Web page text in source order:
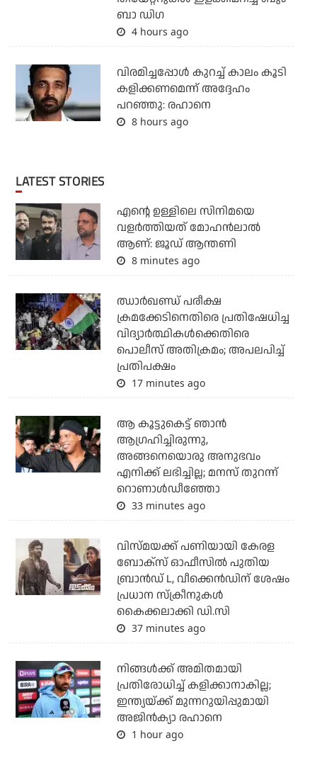
ബാ ഡിഗ
4 hours ago
വിരമിച്ചപ്പോള്‍ കുറച്ച് കാലം കൂടി
കളിക്കണമെന്ന് അദ്ദേഹം
പറഞ്ഞു: രഹാനെ
8 hours ago
LATEST STORIES
എന്റെ ഉള്ളിലെ സിനിമയെ
വളർത്തിയത് മോഹൻലാൽ
ആണ്: ജൂഡ് ആന്തണി
8 minutes ago
ഝാര്‍ഖണ്ഡ് പരീക്ഷ
ക്രമക്കേടിനെതിരെ പ്രതിഷേധിച്ച
വിദ്യാര്‍ത്ഥികള്‍ക്കെതിരെ
പൊലീസ് അതിക്രമം; അപലപിച്ച്
പ്രതിപക്ഷം
17 minutes ago
ആ കൂട്ടുകെട്ട് ഞാന്‍
ആഗ്രഹിച്ചിരുന്നു,
അങ്ങനെയൊരു അനുഭവം
എനിക്ക് ലഭിച്ചില്ല; മനസ് തുറന്ന്
റൊണാള്‍ഡീഞ്ഞോ
33 minutes ago
വിസ്മയക്ക് പണിയായി കേരള
ബോക്‌സ് ഓഫീസില്‍ പുതിയ
ബ്രാന്‍ഡ് L, വീക്കെന്‍ഡിന് ശേഷം
പ്രധാന സ്‌ക്രീനുകള്‍
കൈക്കലാക്കി ഡി.സി
37 minutes ago
നിങ്ങള്‍ക്ക് അമിതമായി
പ്രതിരോധിച്ച് കളിക്കാനാകില്ല;
ഇന്ത്യയ്ക്ക് മുന്നറുയിപ്പുമായി
അജിന്‍ക്യാ രഹാനെ
1 hour ago